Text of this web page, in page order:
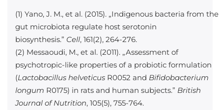
(1) Yano, J. M., et al. (2015). „Indigenous bacteria from the
gut microbiota regulate host serotonin
biosynthesis.” Cell, 161(2), 264-276.
(2) Messaoudi, M., et al. (2011). „Assessment of
psychotropic-like properties of a probiotic formulation
(Lactobacillus helveticus R0052 and Bifidobacterium
longum R0175) in rats and human subjects.” British
Journal of Nutrition, 105(5), 755-764.